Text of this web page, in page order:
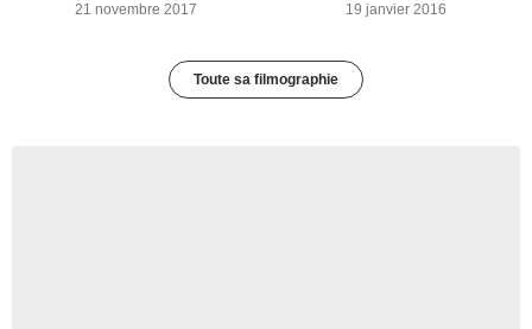
21 novembre 2017 19 janvier 2016
Toute sa filmographie